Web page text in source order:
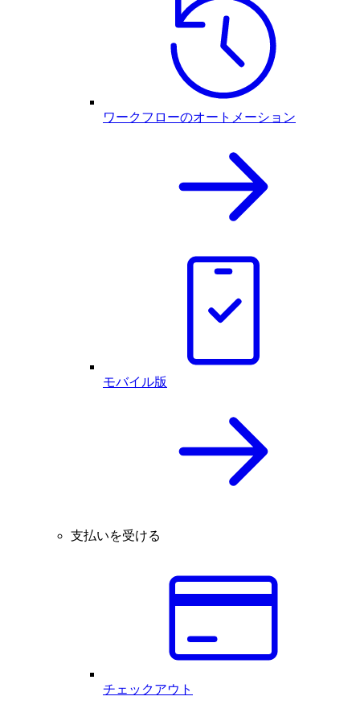
ワークフローのオートメーション
モバイル版
支払いを受ける
チェックアウト